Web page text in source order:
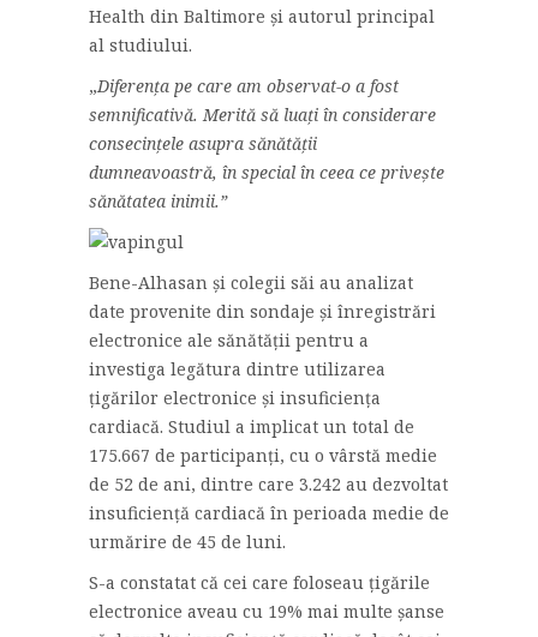
Health din Baltimore și autorul principal
al studiului.
„Diferența pe care am observat-o a fost
semnificativă. Merită să luați în considerare
consecințele asupra sănătății
dumneavoastră, în special în ceea ce privește
sănătatea inimii.”
Bene-Alhasan și colegii săi au analizat
date provenite din sondaje și înregistrări
electronice ale sănătății pentru a
investiga legătura dintre utilizarea
țigărilor electronice și insuficiența
cardiacă. Studiul a implicat un total de
175.667 de participanți, cu o vârstă medie
de 52 de ani, dintre care 3.242 au dezvoltat
insuficiență cardiacă în perioada medie de
urmărire de 45 de luni.
S-a constatat că cei care foloseau țigările
electronice aveau cu 19% mai multe șanse